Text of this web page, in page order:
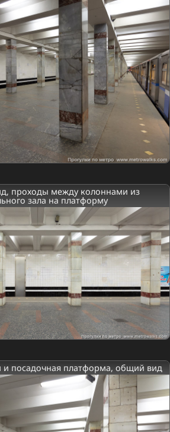
проходы между колоннами из
зала на платформу
и посадочная платформа, общий вид